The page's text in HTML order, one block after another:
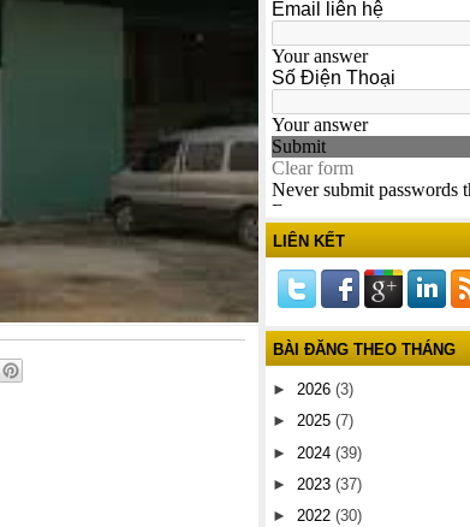
LIÊN KẾT
BÀI ĐĂNG THEO THÁNG
► 2026 (3)
► 2025 (7)
► 2024 (39)
► 2023 (37)
► 2022 (30)